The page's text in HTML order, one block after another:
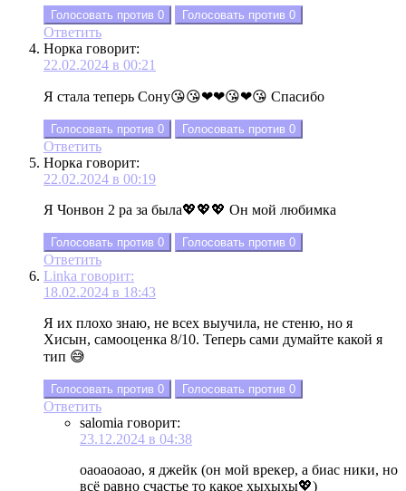
Голосовать против 0 Голосовать против 0
Ответить
Норка говорит:
22.02.2024 в 00:21
Я стала теперь Сону😘😘❤❤😘❤😘 Спасибо
Голосовать против 0 Голосовать против 0
Ответить
Норка говорит:
22.02.2024 в 00:19
Я Чонвон 2 ра за была💖💖💖 Он мой любимка
Голосовать против 0 Голосовать против 0
Ответить
Linka говорит:
18.02.2024 в 18:43
Я их плохо знаю, не всех выучила, не стеню, но я
Хисын, самооценка 8/10. Теперь сами думайте какой я
тип 😅
Голосовать против 0 Голосовать против 0
Ответить
salomia говорит:
23.12.2024 в 04:38
оаоаоаоао, я джейк (он мой врекер, а биас ники, но
всё равно счастье то какое хыхыхы💖)